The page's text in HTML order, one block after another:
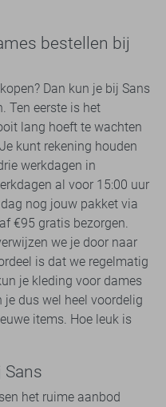
bestellen bij
Dan kun je bij Sans
Ten eerste is het
lang hoeft te wachten
kunt rekening houden
werkdagen in
al voor 15:00 uur
nog jouw pakket via
€95 gratis bezorgen.
we je door naar
is dat we regelmatig
je kleding voor dames
dus wel heel voordelig
items. Hoe leuk is
Sans
het ruime aanbod